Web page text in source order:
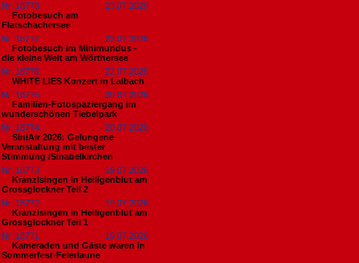
Nr. 18778
23.07.2026
Fotobesuch am
Flatschachersee
Nr. 18777
23.07.2026
Fotobesuch im Minimundus -
die kleine Welt am Wörthersee
Nr. 18776
22.07.2026
WHITE LIES Konzert in Laibach
Nr. 18775
20.07.2026
Familien-Fotospaziergang im
wunderschönen Tiebelpark
Nr. 18774
20.07.2026
SiniAir 2026: Gelungene
Veranstaltung mit bester
Stimmung /Sinabelkirchen
Nr. 18773
19.07.2026
Kranzlsingen in Heiligenblut am
Grossglockner Teil 2
Nr. 18772
19.07.2026
Kranzlsingen in Heiligenblut am
Grossglockner Teil 1
Nr. 18771
19.07.2026
Kameraden und Gäste waren in
Sommerfest-Feierlaune